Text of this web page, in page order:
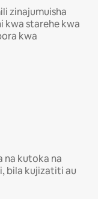
zinajumuisha
kwa starehe kwa
kwa
na kutoka na
bila kujizatiti au